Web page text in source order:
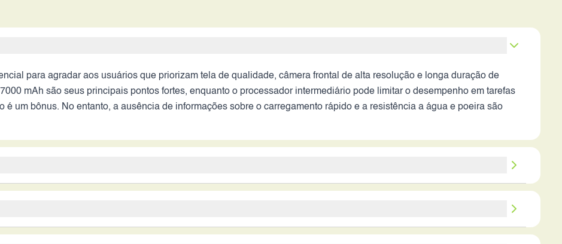
para agradar aos usuários que priorizam tela de qualidade, câmera frontal de alta resolução e longa duração de
mAh são seus principais pontos fortes, enquanto o processador intermediário pode limitar o desempenho em tarefas
é um bônus. No entanto, a ausência de informações sobre o carregamento rápido e a resistência a água e poeira são
bateria de 7000 mAh, compensam as limitações do processador para muitos usuários. O grande armazenamento interno
rápido e certificação de resistência podem ser fatores decisivos, dependendo das necessidades e preferências